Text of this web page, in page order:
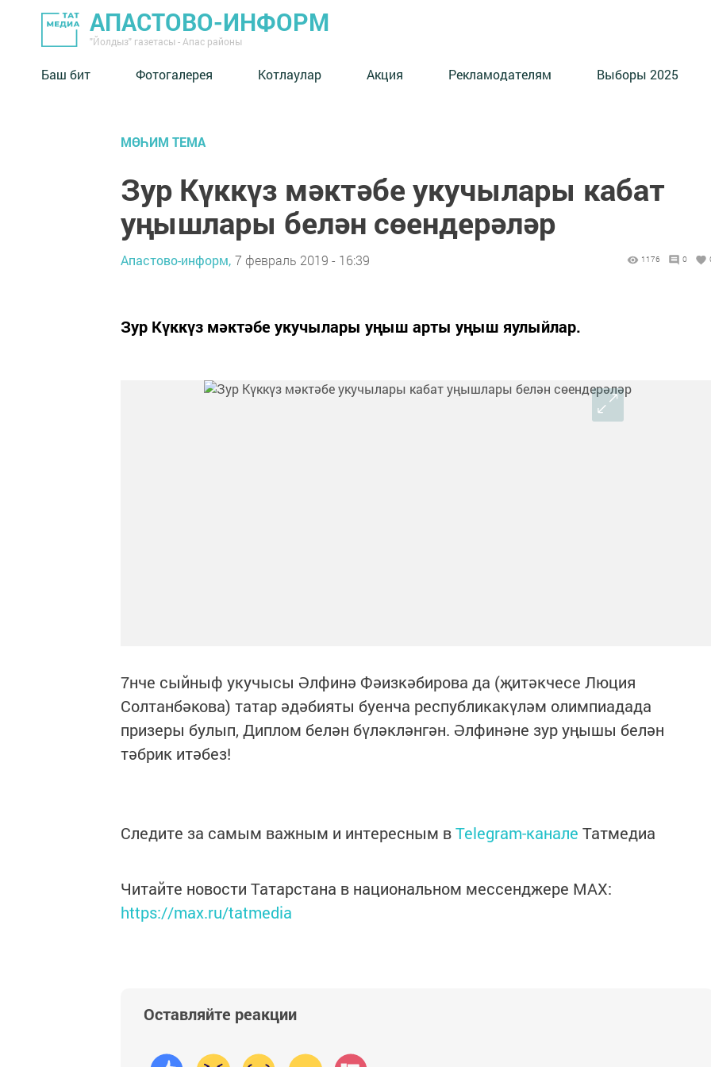
АПАСТОВО-ИНФОРМ
"Йолдыз" газетасы - Апас районы
Баш бит Фотогалерея Котлаулар Акция Рекламодателям Выборы 2025
МӨҺИМ ТЕМА
Зур Күккүз мәктәбе укучылары кабат
уңышлары белән сөендерәләр
Апастово-информ, 7 февраль 2019 - 16:39 1176 0
Зур Күккүз мәктәбе укучылары уңыш арты уңыш яулыйлар.
7нче сыйныф укучысы Әлфинә Фәизкәбирова да (җитәкчесе Люция
Солтанбәкова) татар әдәбияты буенча республикакүләм олимпиадада
призеры булып, Диплом белән бүләкләнгән. Әлфинәне зур уңышы белән
тәбрик итәбез!
Следите за самым важным и интересным вTelegram-канале Татмедиа
Читайте новости Татарстана в национальном мессенджере MАХ:
https://max.ru/tatmedia
Оставляйте реакции